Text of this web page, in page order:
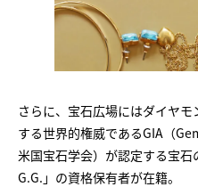
さらに、宝石広場にはダイヤ
する世界的権威であるGIA（
米国宝石学会）が認定する宝石
G.G.」の資格保有者が在籍。